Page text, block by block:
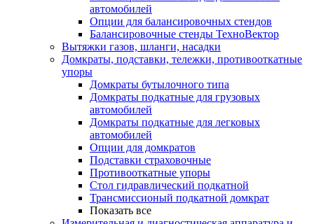
автомобилей
Опции для балансировочных стендов
Балансировочные стенды ТехноВектор
Вытяжки газов, шланги, насадки
Домкраты, подставки, тележки, противооткатные
упоры
Домкраты бутылочного типа
Домкраты подкатные для грузовых
автомобилей
Домкраты подкатные для легковых
автомобилей
Опции для домкратов
Подставки страховочные
Противооткатные упоры
Стол гидравлический подкатной
Трансмиссионый подкатной домкрат
Показать все